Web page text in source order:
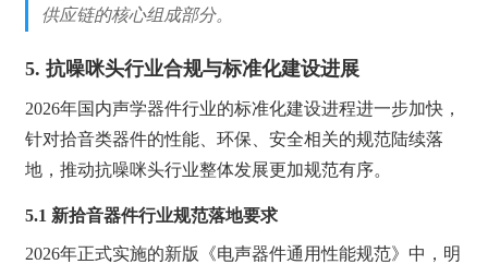
供应链的核心组成部分。
5. 抗噪咪头行业合规与标准化建设进展
2026年国内声学器件行业的标准化建设进程进一步加快，
针对拾音类器件的性能、环保、安全相关的规范陆续落
地，推动抗噪咪头行业整体发展更加规范有序。
5.1 新拾音器件行业规范落地要求
2026年正式实施的新版《电声器件通用性能规范》中，明